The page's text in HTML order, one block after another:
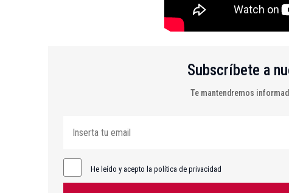
Subscríbete a
Te mantendremos
He leído y acepto la política de privacidad